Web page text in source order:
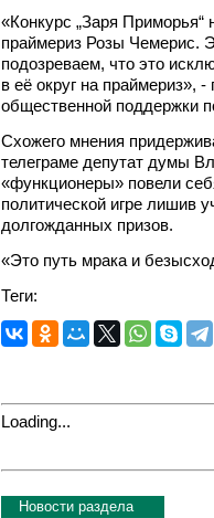
«Конкурс „Заря Приморья“
праймериз Розы Чемерис.
подозреваем, что это
в её округ на праймериз»,
общественной поддержки
Схожего мнения
телеграме депутат думы
«функционеры» повели
политической игре лишив
долгожданных призов.
«Это путь мрака и
Теги:
Loading...
Новости раздела